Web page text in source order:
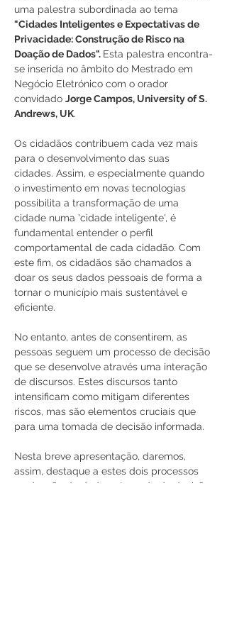
uma palestra subordinada ao tema
"Cidades Inteligentes e Expectativas de
Privacidade: Construção de Risco na
Doação de Dados". Esta palestra encontra-
se inserida no âmbito do Mestrado em
Negócio Eletrónico com o orador
convidado Jorge Campos, University of S.
Andrews, UK.
Os cidadãos contribuem cada vez mais
para o desenvolvimento das suas
cidades. Assim, e especialmente quando
o investimento em novas tecnologias
possibilita a transformação de uma
cidade numa 'cidade inteligente', é
fundamental entender o perfil
comportamental de cada cidadão. Com
este fim, os cidadãos são chamados a
doar os seus dados pessoais de forma a
tornar o município mais sustentável e
eficiente.
No entanto, antes de consentirem, as
pessoas seguem um processo de decisão
que se desenvolve através uma interação
de discursos. Estes discursos tanto
intensificam como mitigam diferentes
riscos, mas são elementos cruciais que
para uma tomada de decisão informada.
Nesta breve apresentação, daremos,
assim, destaque a estes dois processos
na doação de dados - tomada de decisão